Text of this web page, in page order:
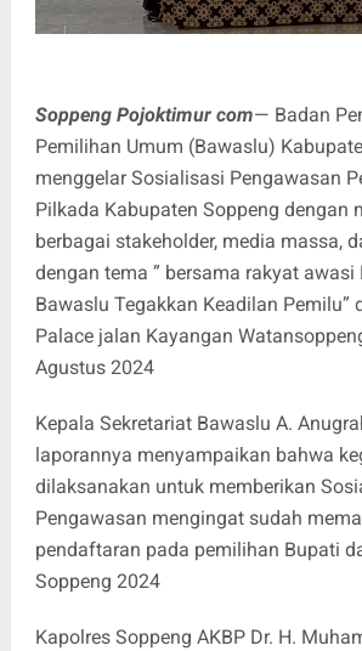
Soppeng Pojoktimur com— Badan
Pemilihan Umum (Bawaslu)
menggelar Sosialisasi Pengawasan
Pilkada Kabupaten Soppeng dengan
berbagai stakeholder, media massa,
dengan tema ” bersama rakyat awasi
Bawaslu Tegakkan Keadilan
Palace jalan Kayangan
Agustus 2024
Kepala Sekretariat Bawaslu A.
laporannya menyampaikan bahwa
dilaksanakan untuk memberikan
Pengawasan mengingat sudah
pendaftaran pada pemilihan Bupati
Soppeng 2024
Kapolres Soppeng AKBP Dr. H.